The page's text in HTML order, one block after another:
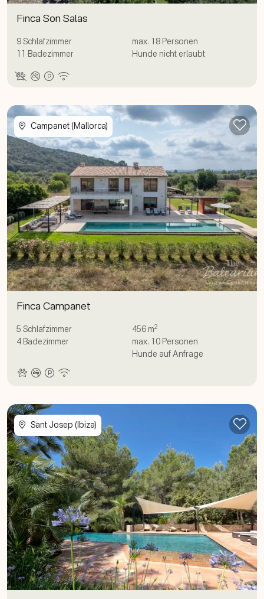
Finca Son Salas
9 Schlafzimmer
Badezimmer
max. 18 Personen
Hunde nicht erlaubt
Campanet (Mallorca)
Finca Campanet
5 Schlafzimmer
4 Badezimmer
456 m2
max. 10 Personen
Hunde auf Anfrage
Sant Josep (Ibiza)